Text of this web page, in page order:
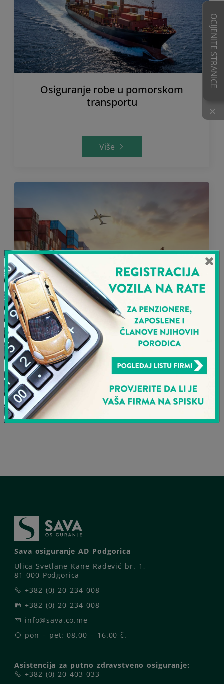
Osiguranje robe u pomorskom
transportu
Više
Osiguranje pošiljke po generalnoj
polisi
Više
Sava osiguranje AD Podgorica
Ulica Svetlane Kane Radević br. 1,
81 000 Podgorica
+382 (0) 20 234 008
+382 (0) 20 234 008
info@sava.co.me
pon – pet: 08.00 – 16.00 č.
Asistencija za putno zdravstveno osiguranje:
+382 (0) 20 403 033
×
OCIJENITE STRANICE